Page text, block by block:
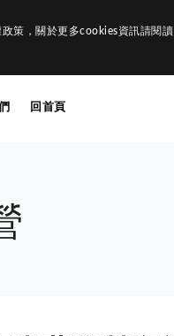
回首頁
策，關於更多cookies資訊請閱讀